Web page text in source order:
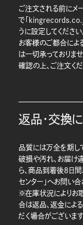
ご注文される前にメ
で「
うに設定してください
お客様のご都合によ
は一切承っておりま
確認の上、ご注文くだ
返品・交換
品質には万全を期して
破損や汚れ、お届け
ら、商品到着後8日
センター」へお問い合
※在庫状況によりお
合は返品、返金によ
だく場合がございます